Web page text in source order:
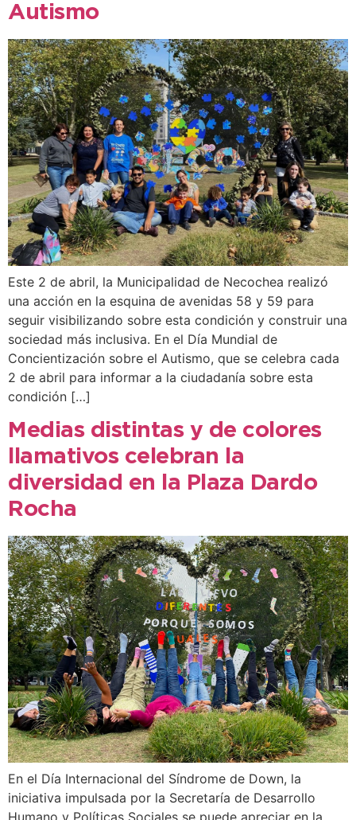
Autismo
Este 2 de abril, la Municipalidad de Necochea realizó
una acción en la esquina de avenidas 58 y 59 para
seguir visibilizando sobre esta condición y construir una
sociedad más inclusiva. En el Día Mundial de
Concientización sobre el Autismo, que se celebra cada
2 de abril para informar a la ciudadanía sobre esta
condición […]
Medias distintas y de colores
llamativos celebran la
diversidad en la Plaza Dardo
Rocha
En el Día Internacional del Síndrome de Down, la
iniciativa impulsada por la Secretaría de Desarrollo